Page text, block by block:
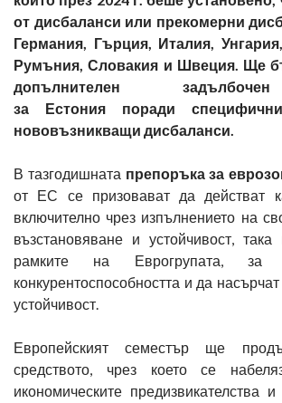
от дисбаланси или прекомерни
Германия, Гърция, Италия,
Румъния, Словакия и Швеция. Ще
допълнителен
за Естония поради
нововъзникващи дисбаланси.
В тазгодишната препоръка за
от ЕС се призовават да действат
включително чрез изпълнението на
възстановяване и устойчивост,
рамките на Еврогрупата, за
конкурентоспособността и да
устойчивост.
Европейският семестър ще
средството, чрез което се
икономическите предизвикателства